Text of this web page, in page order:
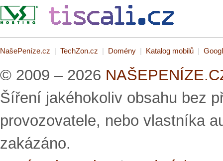
NašePeníze.cz | TechZon.cz | Domény | Katalog mobilů |
© 2009 – 2026
Šíření jakéhokoliv obsahu bez
provozovatele, nebo vlastníka
zakázáno.